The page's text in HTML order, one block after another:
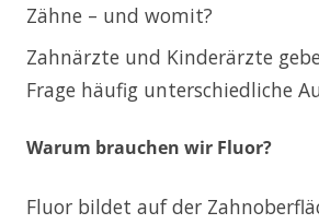
Zähne – und womit?
Zahnärzte und Kinderärzte
Frage häufig unterschiedliche
Warum brauchen wir Fluor?
Fluor bildet auf der